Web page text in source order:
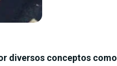
diversos conceptos como